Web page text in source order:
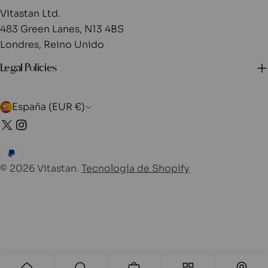
Vitastan Ltd.
483 Green Lanes, N13 4BS
Londres, Reino Unido
Legal Policies
P
a
s
España (EUR €)
X
Instagram
© 2026Vitastan. Tecnología de Shopify
Métodos
de